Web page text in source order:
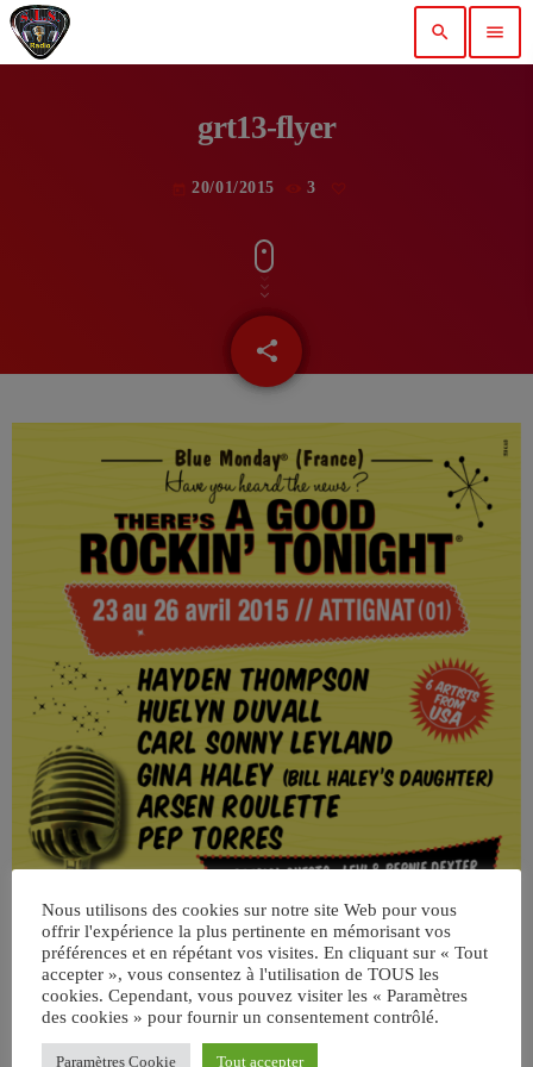
search menu
grt13-flyer
20/01/2015 3
share
email
Nous utilisons des cookies sur notre site Web pour vous
offrir l'expérience la plus pertinente en mémorisant vos
préférences et en répétant vos visites. En cliquant sur « Tout
accepter », vous consentez à l'utilisation de TOUS les
cookies. Cependant, vous pouvez visiter les « Paramètres
des cookies » pour fournir un consentement contrôlé.
Paramètres Cookie Tout accepter